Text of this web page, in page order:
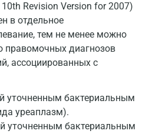
Revision Version for 2007)
в отдельное
тем не менее можно
правомочных диагнозов
ассоциированных с
уточненным бактериальным
уреаплазм).
уточненным бактериальным